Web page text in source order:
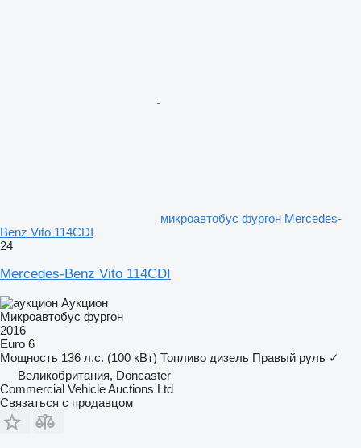
микроавтобус фургон Mercedes-
Benz Vito 114CDI
24
Mercedes-Benz Vito 114CDI
Аукцион
Микроавтобус фургон
2016
Euro 6
Мощность 136 л.с. (100 кВт) Топливо дизель Правый руль ✓
Великобритания, Doncaster
Commercial Vehicle Auctions Ltd
Связаться с продавцом